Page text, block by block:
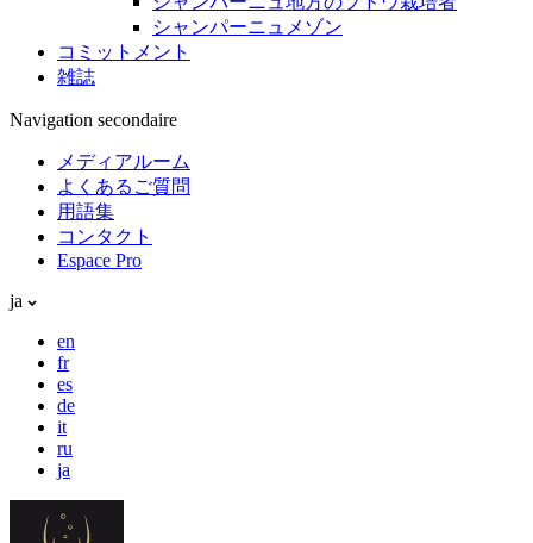
シャンパーニュメゾン
コミットメント
雑誌
Navigation secondaire
メディアルーム
よくあるご質問
用語集
コンタクト
Espace Pro
ja
en
fr
es
de
it
ru
ja